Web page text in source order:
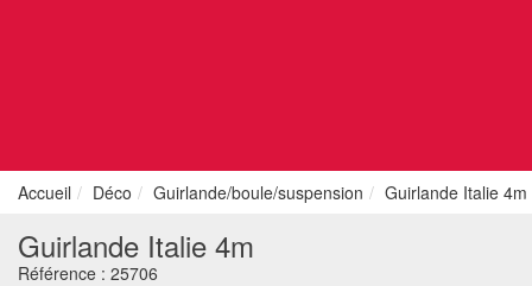
Accueil Déco Guirlande/boule/suspension Guirlande Italie 4m
Guirlande Italie 4m
Référence : 25706